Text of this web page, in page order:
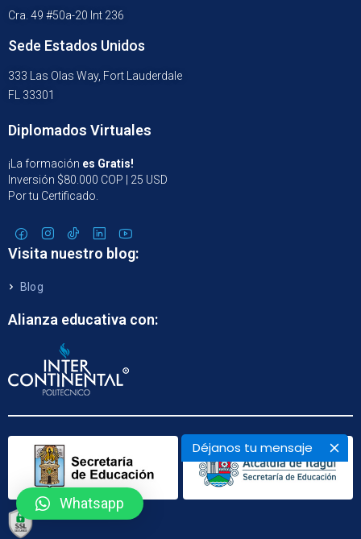
Déjanos tu mensaje
Cra. 49 #50a-20 Int 236
Sede Estados Unidos
333 Las Olas Way, Fort Lauderdale
FL 33301
Diplomados Virtuales
¡La formación es Gratis!
Inversión $80.000 COP | 25 USD
Por tu Certificado.
Visita nuestro blog:
Blog
Alianza educativa con:
Whatsapp